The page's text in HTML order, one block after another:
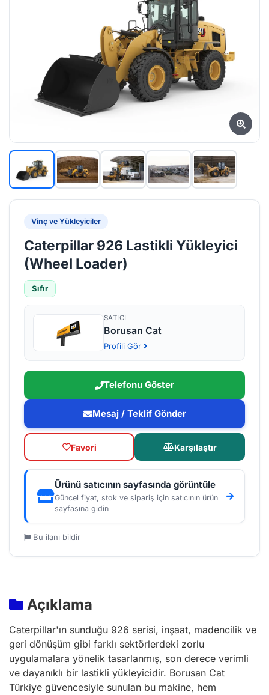
Vinç ve Yükleyiciler
Caterpillar 926 Lastikli Yükleyici
(Wheel Loader)
Sıfır
SATICI
Borusan Cat
Profili Gör
Telefonu Göster
Mesaj / Teklif Gönder
Favori Karşılaştır
Ürünü satıcının sayfasında görüntüle
Güncel fiyat, stok ve sipariş için satıcının ürün
sayfasına gidin
Bu ilanı bildir
Açıklama
Caterpillar'ın sunduğu 926 serisi, inşaat, madencilik ve
geri dönüşüm gibi farklı sektörlerdeki zorlu
uygulamalara yönelik tasarlanmış, son derece verimli
ve dayanıklı bir lastikli yükleyicidir. Borusan Cat
Türkiye güvencesiyle sunulan bu makine, hem